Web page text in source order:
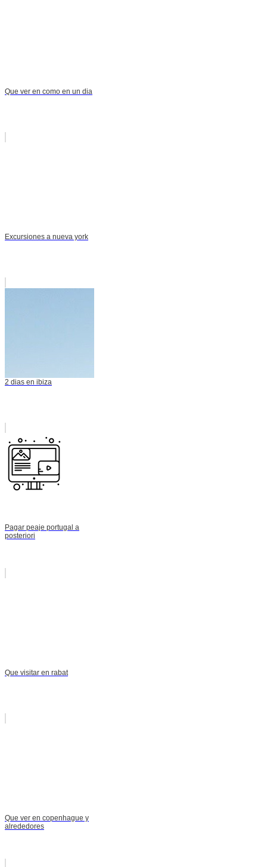
Que ver en como en un dia
Excursiones a nueva york
2 dias en ibiza
Pagar peaje portugal a
posteriori
Que visitar en rabat
Que ver en copenhague y
alrededores